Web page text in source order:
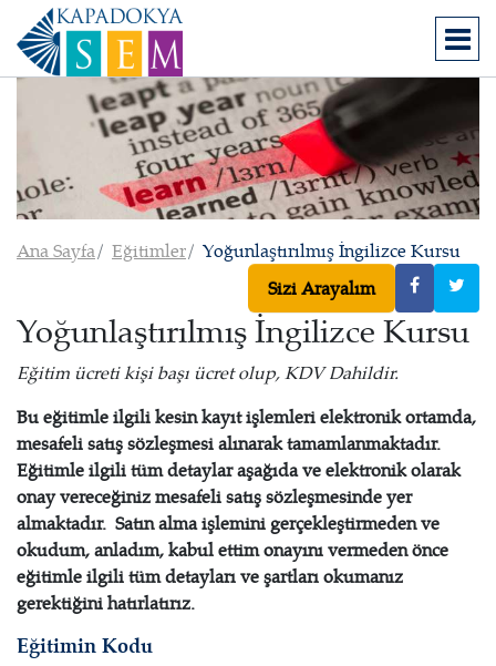
Ana Sayfa Eğitimler
Yoğunlaştırılmış İngilizce Kursu
Sizi Arayalım
Yoğunlaştırılmış İngilizce Kursu
Eğitim ücreti kişi başı ücret olup, KDV Dahildir.
Bu eğitimle ilgili kesin kayıt işlemleri elektronik ortamda,
mesafeli satış sözleşmesi alınarak tamamlanmaktadır.
Eğitimle ilgili tüm detaylar aşağıda ve elektronik olarak
onay vereceğiniz mesafeli satış sözleşmesinde yer
almaktadır. Satın alma işlemini gerçekleştirmeden ve
okudum, anladım, kabul ettim onayını vermeden önce
eğitimle ilgili tüm detayları ve şartları okumanız
gerektiğini hatırlatırız.
Eğitimin Kodu